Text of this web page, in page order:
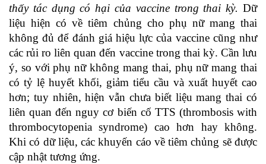
thấy tác dụng có hại của vaccine trong thai kỳ. Dữ
liệu hiện có về tiêm chủng cho phụ nữ mang thai
không đủ để đánh giá hiệu lực của vaccine cũng như
các rủi ro liên quan đến vaccine trong thai kỳ. Cần lưu
ý, so với phụ nữ không mang thai, phụ nữ mang thai
có tỷ lệ huyết khối, giảm tiểu cầu và xuất huyết cao
hơn; tuy nhiên, hiện vẫn chưa biết liệu mang thai có
liên quan đến nguy cơ biến cố TTS (thrombosis with
thrombocytopenia syndrome) cao hơn hay không.
Khi có dữ liệu, các khuyến cáo về tiêm chủng sẽ được
cập nhật tương ứng.